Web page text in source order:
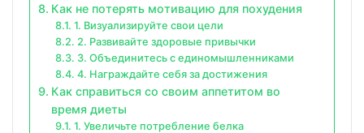
Как не потерять мотивацию для похудения
1. Визуализируйте свои цели
2. Развивайте здоровые привычки
3. Объединитесь с единомышленниками
4. Награждайте себя за достижения
Как справиться со своим аппетитом во
время диеты
1. Увеличьте потребление белка